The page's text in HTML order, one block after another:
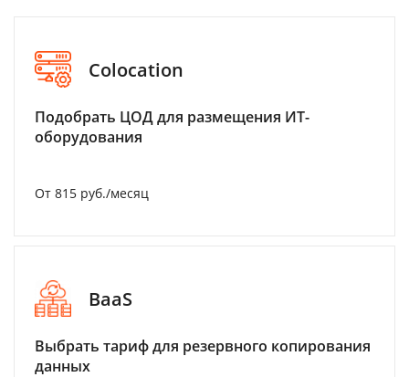
Colocation
Подобрать ЦОД для размещения ИТ-
оборудования
От 815 руб./месяц
BaaS
Выбрать тариф для резервного копирования
данных